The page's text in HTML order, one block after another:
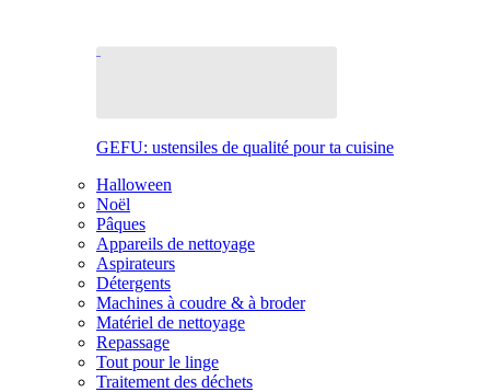
GEFU: ustensiles de qualité pour ta cuisine
Halloween
Noël
Pâques
Appareils de nettoyage
Aspirateurs
Détergents
Machines à coudre & à broder
Matériel de nettoyage
Repassage
Tout pour le linge
Traitement des déchets